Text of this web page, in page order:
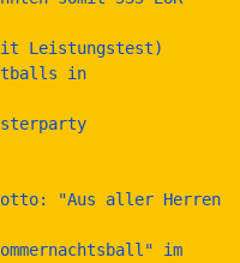
Leistungstest)
in
"Aus aller Herren
im